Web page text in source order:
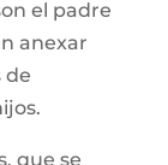
el padre
anexar
de
que se